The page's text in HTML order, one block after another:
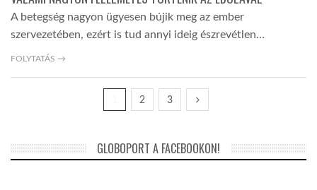
A betegség nagyon ügyesen bújik meg az ember
szervezetében, ezért is tud annyi ideig észrevétlen…
FOLYTATÁS →
2 3
GLOBOPORT A FACEBOOKON!